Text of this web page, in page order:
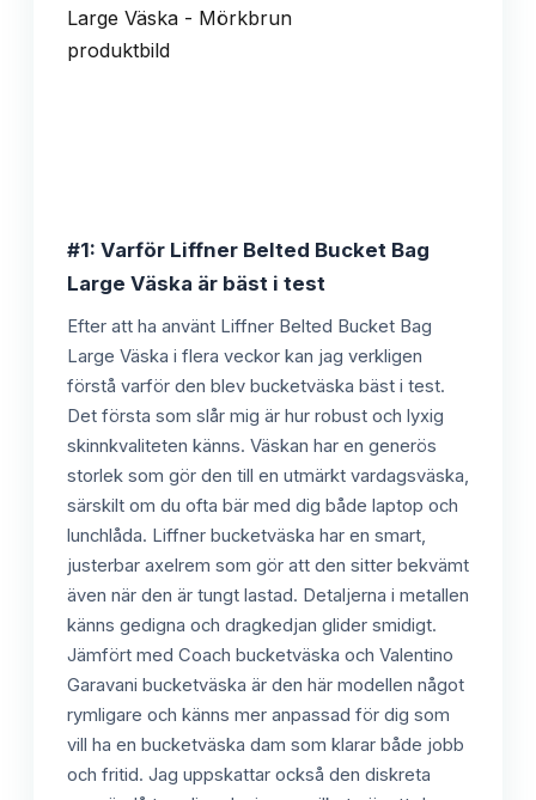
#1: Varför Liffner Belted Bucket Bag
Large Väska är bäst i test
Efter att ha använt Liffner Belted Bucket Bag
Large Väska i flera veckor kan jag verkligen
förstå varför den blev bucketväska bäst i test.
Det första som slår mig är hur robust och lyxig
skinnkvaliteten känns. Väskan har en generös
storlek som gör den till en utmärkt vardagsväska,
särskilt om du ofta bär med dig både laptop och
lunchlåda. Liffner bucketväska har en smart,
justerbar axelrem som gör att den sitter bekvämt
även när den är tungt lastad. Detaljerna i metallen
känns gedigna och dragkedjan glider smidigt.
Jämfört med Coach bucketväska och Valentino
Garavani bucketväska är den här modellen något
rymligare och känns mer anpassad för dig som
vill ha en bucketväska dam som klarar både jobb
och fritid. Jag uppskattar också den diskreta